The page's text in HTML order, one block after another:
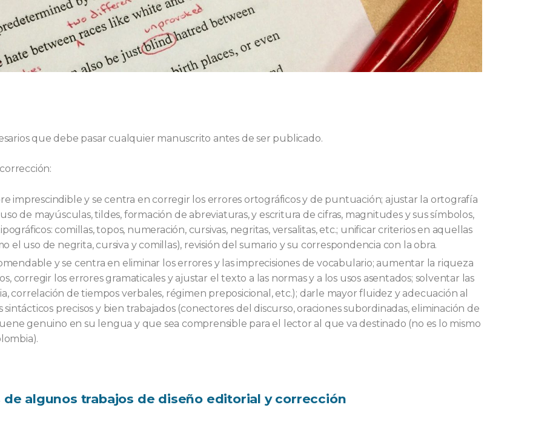
que debe pasar cualquier manuscrito antes de ser publicado.
imprescindible y se centra en corregir los errores ortográficos y de puntuación; ajustar la ortografía
de mayúsculas, tildes, formación de abreviaturas, y escritura de cifras, magnitudes y sus símbolos,
comillas, topos, numeración, cursivas, negritas, versalitas, etc.; unificar criterios en aquellas
el uso de negrita, cursiva y comillas), revisión del sumario y su correspondencia con la obra.
y se centra en eliminar los errores y las imprecisiones de vocabulario; aumentar la riqueza
corregir los errores gramaticales y ajustar el texto a las normas y a los usos asentados; solventar las
correlación de tiempos verbales, régimen preposicional, etc.); darle mayor fluidez y adecuación al
precisos y bien trabajados (conectores del discurso, oraciones subordinadas, eliminación de
genuino en su lengua y que sea comprensible para el lector al que va destinado (no es lo mismo
de algunos trabajos de diseño editorial y corrección